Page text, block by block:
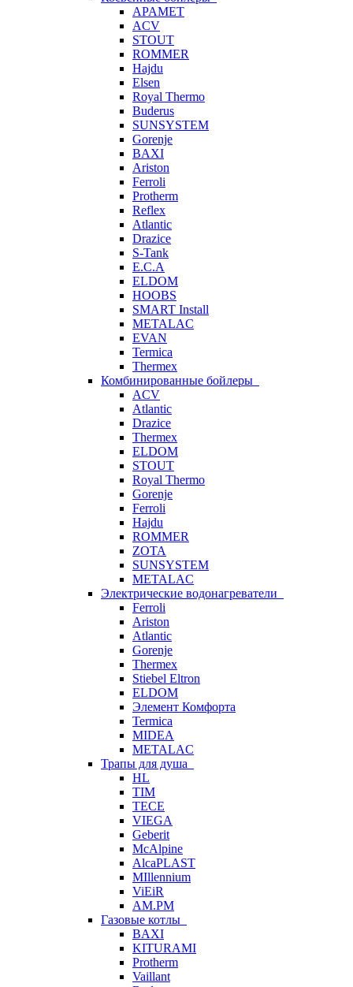
APAMET
ACV
STOUT
ROMMER
Hajdu
Elsen
Royal Thermo
Buderus
SUNSYSTEM
Gorenje
BAXI
Ariston
Ferroli
Protherm
Reflex
Atlantic
Drazice
S-Tank
E.C.A
ELDOM
HOOBS
SMART Install
METALAC
EVAN
Termica
Thermex
Комбинированные бойлеры
ACV
Atlantic
Drazice
Thermex
ELDOM
STOUT
Royal Thermo
Gorenje
Ferroli
Hajdu
ROMMER
ZOTA
SUNSYSTEM
METALAC
Электрические водонагреватели
Ferroli
Ariston
Atlantic
Gorenje
Thermex
Stiebel Eltron
ELDOM
Элемент Комфорта
Termica
MIDEA
METALAC
Трапы для душа
HL
TIM
TECE
VIEGA
Geberit
McAlpine
AlcaPLAST
MIllennium
ViEiR
AM.PM
Газовые котлы
BAXI
KITURAMI
Protherm
Vaillant